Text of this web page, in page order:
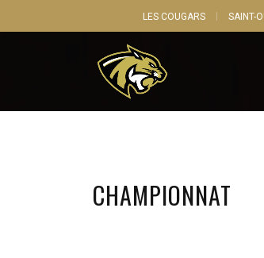
LES COUGARS SAINT-
CHAMPIONNAT